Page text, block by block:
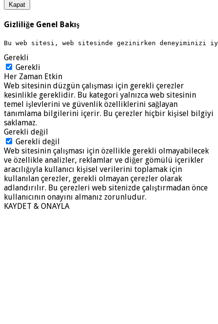
Kapat
Gizliliğe Genel Bakış
Bu web sitesi, web sitesinde gezinirken deneyiminizi
Gerekli
Gerekli
Her Zaman Etkin
Web sitesinin düzgün çalışması için gerekli çerezler
kesinlikle gereklidir. Bu kategori yalnızca web sitesinin
temel işlevlerini ve güvenlik özelliklerini sağlayan
tanımlama bilgilerini içerir. Bu çerezler hiçbir kişisel bilgiyi
saklamaz.
Gerekli değil
Gerekli değil
Web sitesinin çalışması için özellikle gerekli olmayabilecek
ve özellikle analizler, reklamlar ve diğer gömülü içerikler
aracılığıyla kullanıcı kişisel verilerini toplamak için
kullanılan çerezler, gerekli olmayan çerezler olarak
adlandırılır. Bu çerezleri web sitenizde çalıştırmadan önce
kullanıcının onayını almanız zorunludur.
KAYDET & ONAYLA